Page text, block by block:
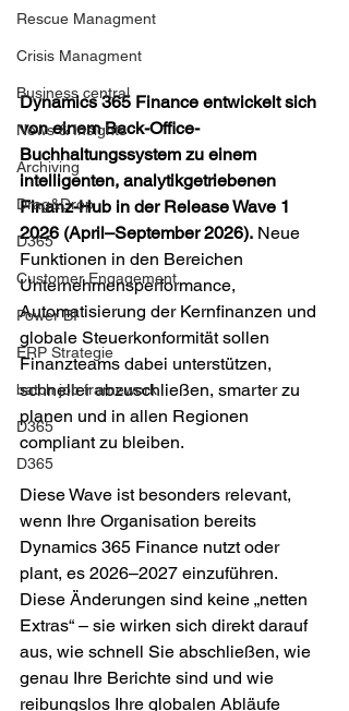
Rescue Managment
Crisis Managment
Business central
News & Insights
Archiving
Drag&Drop
D365
Customer Engagement
Power BI
ERP Strategie
batch job framework
D365
D365
Dynamics 365 Finance entwickelt sich
von einem Back-Office-
Buchhaltungssystem zu einem
intelligenten, analytikgetriebenen
Finanz-Hub in der Release Wave 1
2026 (April–September 2026). Neue
Funktionen in den Bereichen
Unternehmensperformance,
Automatisierung der Kernfinanzen und
globale Steuerkonformität sollen
Finanzteams dabei unterstützen,
schneller abzuschließen, smarter zu
planen und in allen Regionen
compliant zu bleiben.
Diese Wave ist besonders relevant,
wenn Ihre Organisation bereits
Dynamics 365 Finance nutzt oder
plant, es 2026–2027 einzuführen.
Diese Änderungen sind keine „netten
Extras“ – sie wirken sich direkt darauf
aus, wie schnell Sie abschließen, wie
genau Ihre Berichte sind und wie
reibungslos Ihre globalen Abläufe